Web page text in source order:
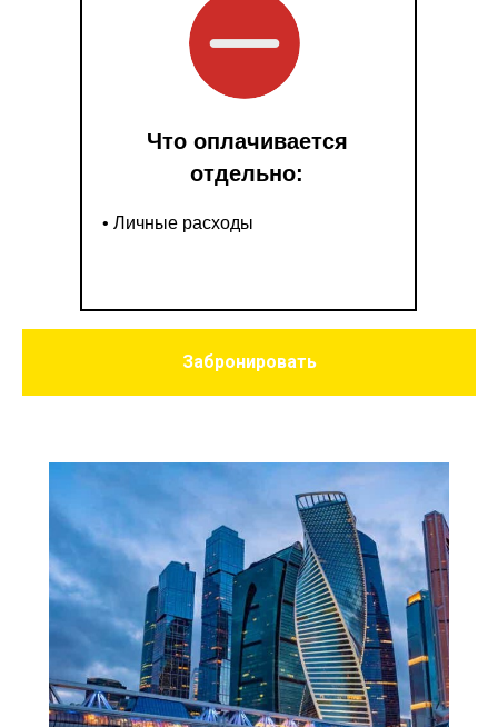
• Личные расходы
Что оплачивается
отдельно:
Забронировать